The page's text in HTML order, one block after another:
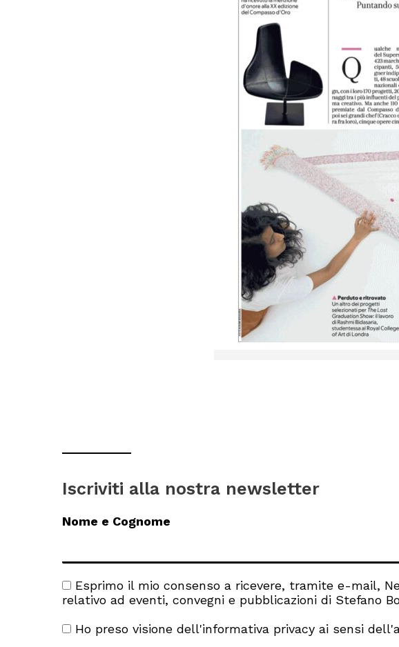
Iscriviti alla nostra newsletter
Nome e Cognome
Esprimo il mio consenso a ricevere, tramite e-mail,
relativo ad eventi, convegni e pubblicazioni di Stefano
Ho preso visione dell'informativa privacy ai sensi